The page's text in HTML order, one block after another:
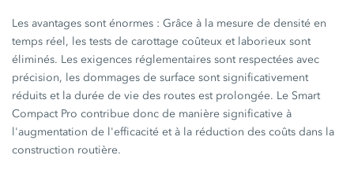
Les avantages sont énormes : Grâce à la mesure de densité en
temps réel, les tests de carottage coûteux et laborieux sont
éliminés. Les exigences réglementaires sont respectées avec
précision, les dommages de surface sont significativement
réduits et la durée de vie des routes est prolongée. Le Smart
Compact Pro contribue donc de manière significative à
l'augmentation de l'efficacité et à la réduction des coûts dans la
construction routière.